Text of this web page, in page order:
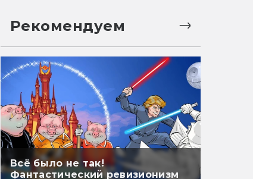
Рекомендуем
Всё было не так!
Фантастический ревизионизм